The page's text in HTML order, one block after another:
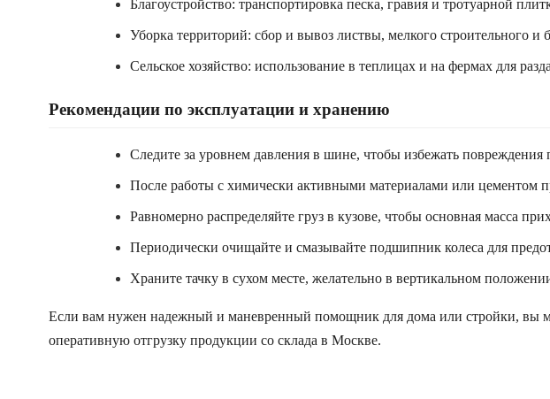
Благоустройство: транспортировка песка, гравия и тротуарной
Уборка территорий: сбор и вывоз листвы, мелкого строительного и
Сельское хозяйство: использование в теплицах и на фермах для
Рекомендации по эксплуатации и хранению
Следите за уровнем давления в шине, чтобы избежать
После работы с химически активными материалами или цементом
Равномерно распределяйте груз в кузове, чтобы основная масса
Периодически очищайте и смазывайте подшипник колеса для
Храните тачку в сухом месте, желательно в вертикальном
Если вам нужен надежный и маневренный помощник для дома или стройки, вы
оперативную отгрузку продукции со склада в Москве.